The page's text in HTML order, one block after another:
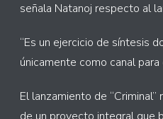
señala Natanoj respecto al
“Es un ejercicio de síntesis
únicamente como canal para
El lanzamiento de